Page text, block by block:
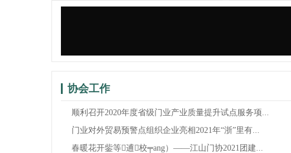
协会工作
顺利召开2020年度省级门业产业质量提升试点服务项...
门业对外贸易预警点组织企业亮相2021年“浙”里有...
春暖花开鈭等逋校╤ang）——江山门协2021团建...